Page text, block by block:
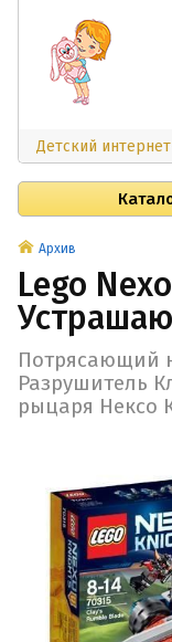
Детский
Архив
Lego
Потрясающий
Разрушитель
рыцаря Нексо